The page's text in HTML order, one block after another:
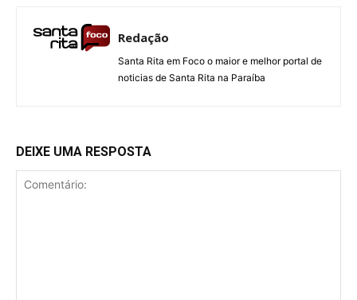
Redação
Santa Rita em Foco o maior e melhor portal de
noticias de Santa Rita na Paraíba
DEIXE UMA RESPOSTA